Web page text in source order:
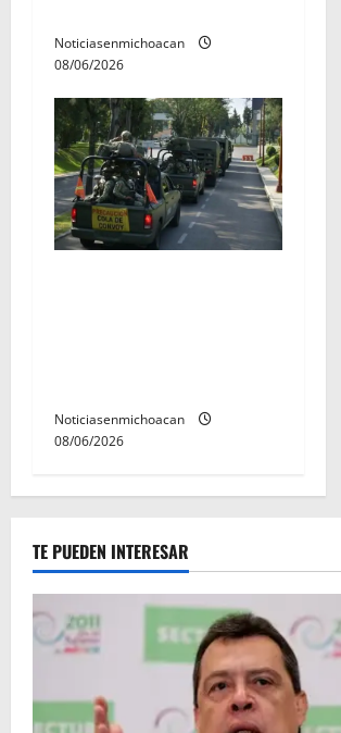
Noticiasenmichoacan
08/06/2026
Noticiasenmichoacan
08/06/2026
TE PUEDEN INTERESAR